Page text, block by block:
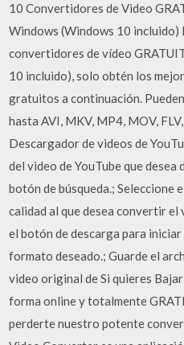
10 Convertidores de Video
Windows (Windows 10 incluido)
convertidores de vídeo
10 incluido), solo obtén los
gratuitos a continuación.
hasta AVI, MKV, MP4, MOV,
Descargador de videos de
del video de YouTube que desea
botón de búsqueda.; Seleccione
calidad al que desea convertir el
el botón de descarga para
formato deseado.; Guarde el
video original de Si quieres
forma online y totalmente
perderte nuestro potente